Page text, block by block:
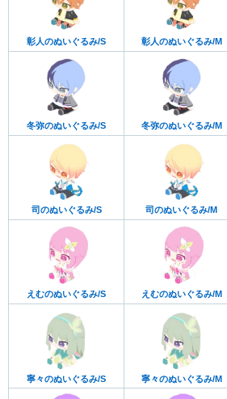
彰人のぬいぐるみ/S 彰人のぬいぐるみ/M
冬弥のぬいぐるみ/S 冬弥のぬいぐるみ/M
司のぬいぐるみ/S 司のぬいぐるみ/M
えむのぬいぐるみ/S えむのぬいぐるみ/M
寧々のぬいぐるみ/S 寧々のぬいぐるみ/M